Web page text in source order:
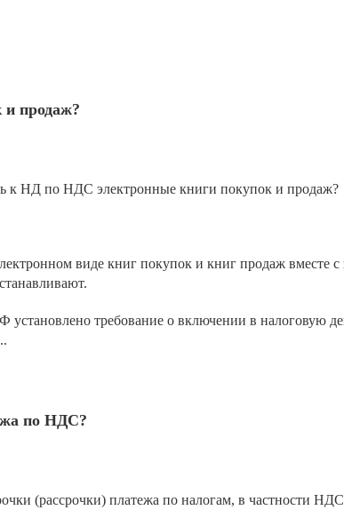
продаж?
к НД по НДС электронные книги покупок и продаж?
виде книг покупок и книг продаж вместе с
установлено требование о включении в налоговую
по НДС?
(рассрочки) платежа по налогам, в частности